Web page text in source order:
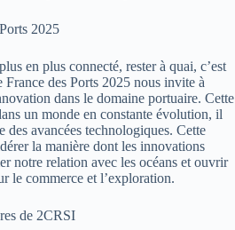
2025
en plus connecté, rester à quai, c’est
des Ports 2025 nous invite à
dans le domaine portuaire. Cette
un monde en constante évolution, il
des avancées technologiques. Cette
la manière dont les innovations
notre relation avec les océans et ouvrir
le commerce et l’exploration.
de 2CRSI